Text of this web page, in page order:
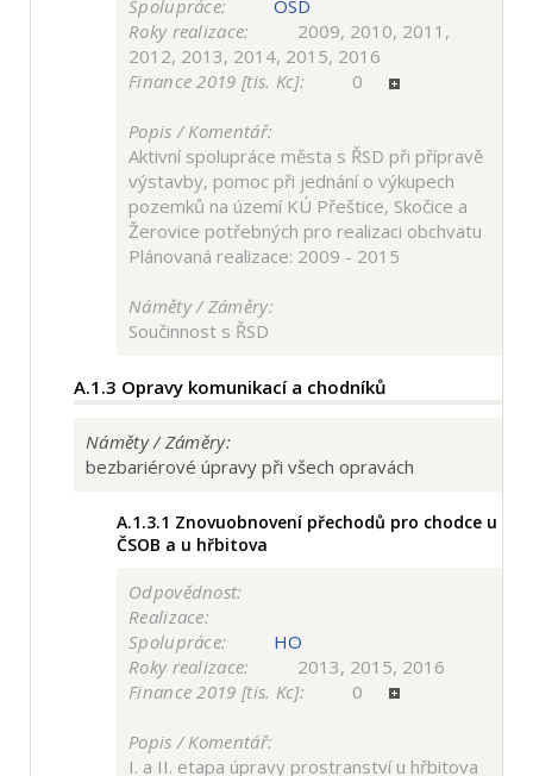
Spolupráce:
OSD
Roky realizace:
2009, 2010, 2011,
2012, 2013, 2014, 2015, 2016
Finance 2019 [tis. Kc]:
0
Popis / Komentář:
Aktivní spolupráce města s ŘSD při přípravě
výstavby, pomoc při jednání o výkupech
pozemků na území KÚ Přeštice, Skočice a
Žerovice potřebných pro realizaci obchvatu
Plánovaná realizace: 2009 - 2015
Náměty / Záměry:
Součinnost s ŘSD
A.1.3 Opravy komunikací a chodníků
Náměty / Záměry:
bezbariérové úpravy při všech opravách
A.1.3.1 Znovuobnovení přechodů pro chodce u
ČSOB a u hřbitova
Odpovědnost:
Realizace:
Spolupráce:
HO
Roky realizace:
2013, 2015, 2016
Finance 2019 [tis. Kc]:
0
Popis / Komentář:
I. a II. etapa úpravy prostranství u hřbitova